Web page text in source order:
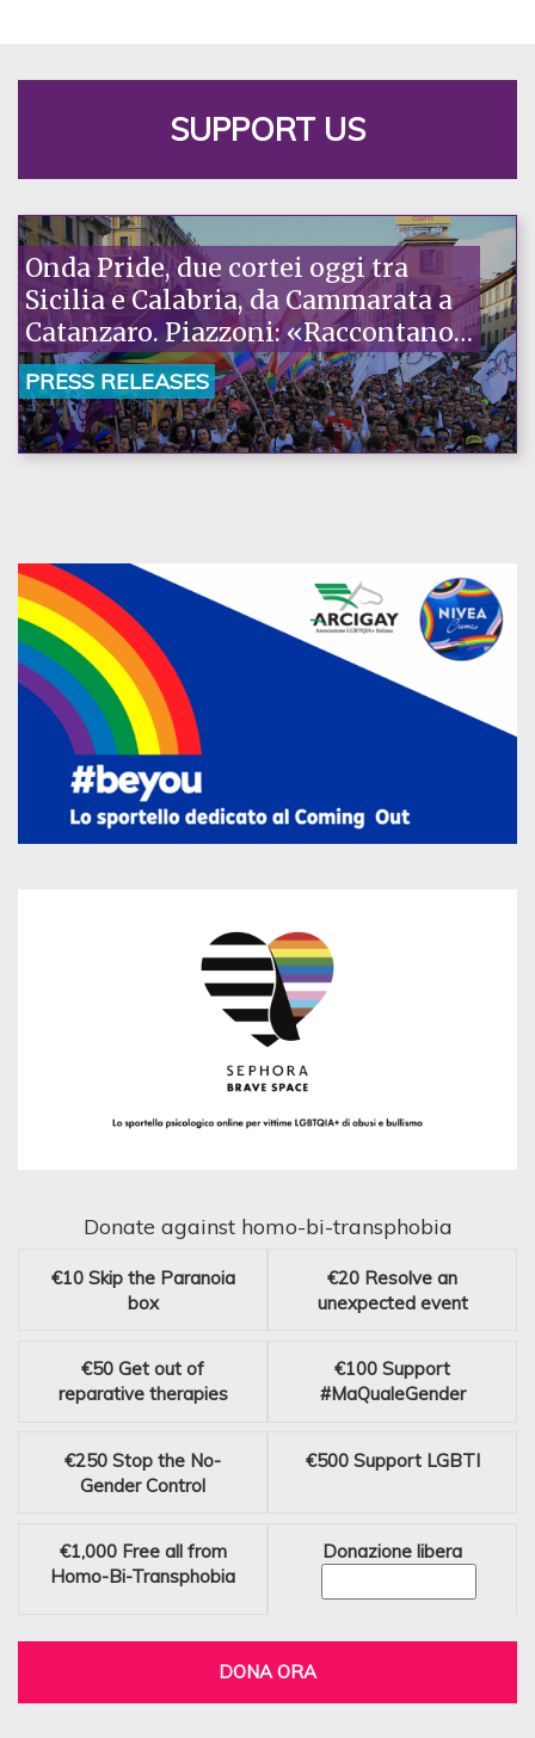
SUPPORT US
Onda Pride, due cortei oggi tra
Sicilia e Calabria, da Cammarata a
Catanzaro. Piazzoni: «Raccontano
la nostra ostinazione»
PRESS RELEASES
Donate against homo-bi-transphobia
€10 Skip the Paranoia
box
€20 Resolve an
unexpected event
€50 Get out of
reparative therapies
€100 Support
#MaQualeGender
€250 Stop the No-
Gender Control
€500 Support LGBTI
€1,000 Free all from
Homo-Bi-Transphobia
Donazione libera
DONA ORA